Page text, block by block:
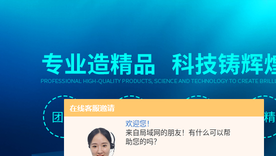
欢迎您！
来自局域网的朋友！有什么可以帮
助您的吗？